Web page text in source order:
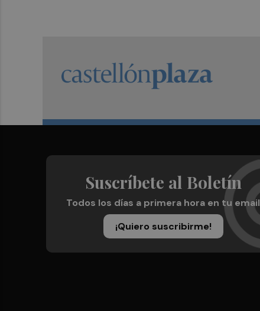
Suscríbete al Boletín
Todos los días a primera hora en tu email
¡Quiero suscribirme!